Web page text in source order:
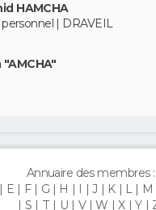
HAMCHA
| DRAVEIL
"AMCHA"
Annuaire des membres :
E F G H J K L M
S
T U V W X Y